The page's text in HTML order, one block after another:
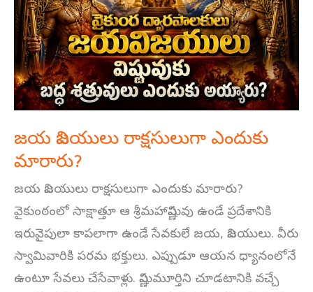
జయ విజయులు రాక్షసులుగా ఎందుకు
మారారు?
జయ విజయులు రాక్షసులుగా ఎందుకు మారారు?
వైకుంఠంలో సాక్షాత్తూ ఆ శ్రీమహావిష్ణువు ఉండే ప్రదేశానికి
ఇరువైపులా కాపలాగా ఉండే సేవకులే జయ, విజయులు. వీరు
స్వామివారికి పరమ భక్తులు. ఎప్పుడూ ఆయన ధ్యానంలోనే
ఉంటూ సేవలు చేసేవాళ్లు. విష్ణుమూర్తిని చూడటానికి వచ్చే
రాక్షసులుగా
ఎందుకు
మారారు?